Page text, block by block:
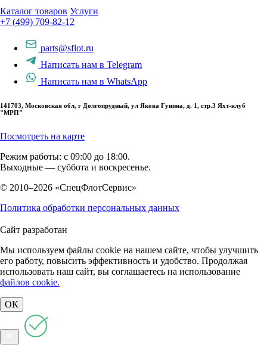
Каталог товаров Услуги
+7 (499) 709-82-12
parts@sflot.ru
Написать нам в Telegram
Написать нам в WhatsApp
141703, Московская обл, г Долгопрудный, ул Якова Гунина, д. 1, стр.3 Яхт-клуб
"МРП"
Посмотреть на карте
Режим работы: с 09:00 до 18:00.
Выходные — суббота и воскресенье.
© 2010–2026 «СпецФлотСервис»
Политика обработки персональных данных
Сайт разработан
Мы используем файлы cookie на нашем сайте, чтобы улучшить
его работу, повысить эффективность и удобство. Продолжая
использовать наш сайт, вы соглашаетесь на использование
файлов cookie.
ОК